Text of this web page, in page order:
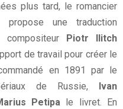
plus tard, le romancier
une traduction
Piotr Ilitch
de travail pour créer le
en 1891 par le
de Russie,
Ivan
Petipale livret. En